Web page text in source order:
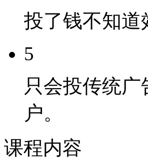
投了钱不知道
5
只会投传统
户。
课程内容